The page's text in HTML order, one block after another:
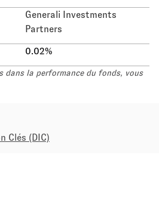
Generali Investments
Partners
0.02%
dans la performance du fonds, vous
Clés (DIC)